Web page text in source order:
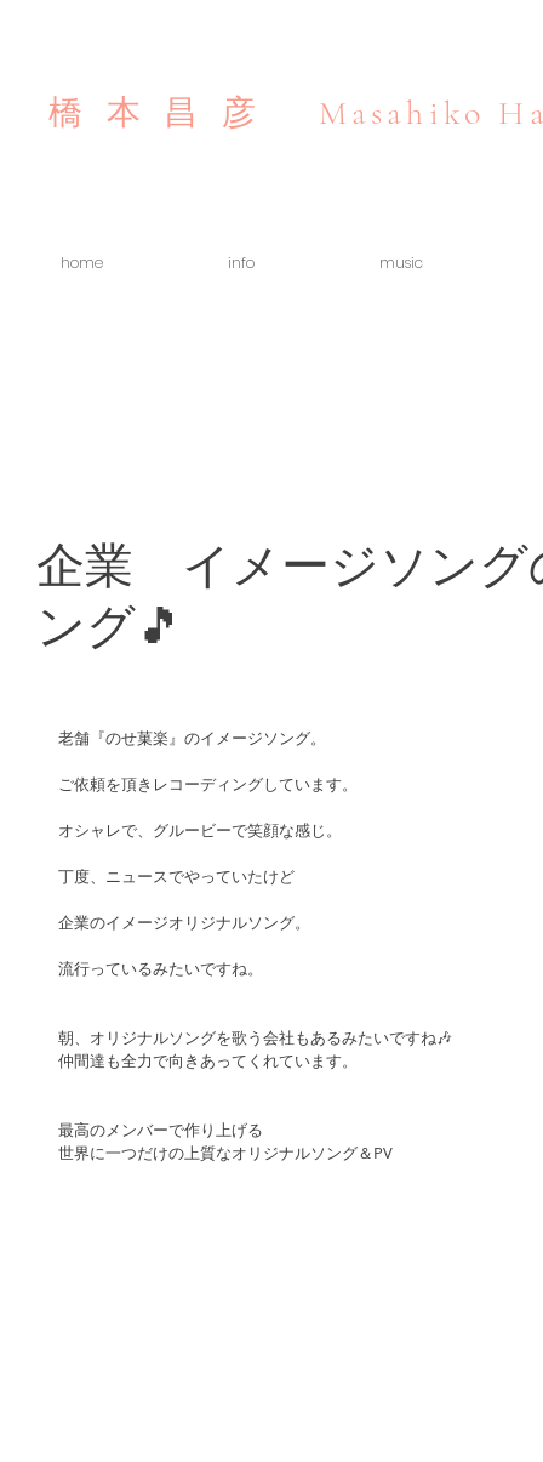
橋本昌彦 Masahiko
home info music
企業 イメージソング
ング🎵
老舗『のせ菓楽』のイメージソング。
ご依頼を頂きレコーディングしています。
オシャレで、グルービーで笑顔な感じ。
丁度、ニュースでやっていたけど
企業のイメージオリジナルソング。
流行っているみたいですね。
朝、オリジナルソングを歌う会社もあるみたいですね🎶
仲間達も全力で向きあってくれています。
最高のメンバーで作り上げる
世界に一つだけの上質なオリジナルソング＆PV